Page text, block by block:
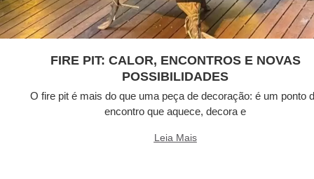
FIRE PIT: CALOR, ENCONTROS E NOVAS
POSSIBILIDADES
O fire pit é mais do que uma peça de decoração: é um ponto
encontro que aquece, decora e
Leia Mais